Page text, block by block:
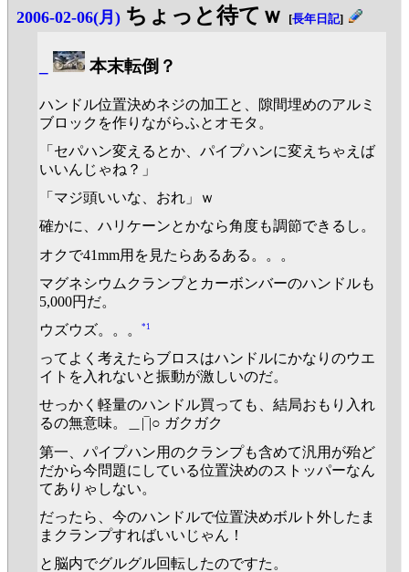
2006-02-06(月) ちょっと待てｗ [長年日記]
本末転倒？
ハンドル位置決めネジの加工と、隙間埋めのアルミ
ブロックを作りながらふとオモタ。
「セパハン変えるとか、パイプハンに変えちゃえば
いいんじゃね？」
「マジ頭いいな、おれ」ｗ
確かに、ハリケーンとかなら角度も調節できるし。
オクで41mm用を見たらあるある。。。
マグネシウムクランプとカーボンバーのハンドルも
5,000円だ。
ウズウズ。。。
*1
ってよく考えたらブロスはハンドルにかなりのウエ
イトを入れないと振動が激しいのだ。
せっかく軽量のハンドル買っても、結局おもり入れ
るの無意味。＿|‾|○ ガクガク
第一、パイプハン用のクランプも含めて汎用が殆ど
だから今問題にしている位置決めのストッパーなん
てありゃしない。
だったら、今のハンドルで位置決めボルト外したま
まクランプすればいいじゃん！
と脳内でグルグル回転したのですた。